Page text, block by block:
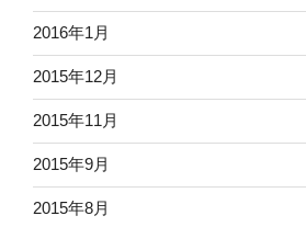
2016年1月
2015年12月
2015年11月
2015年9月
2015年8月